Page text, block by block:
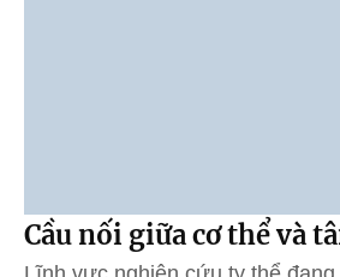
Cầu nối giữa cơ thể và